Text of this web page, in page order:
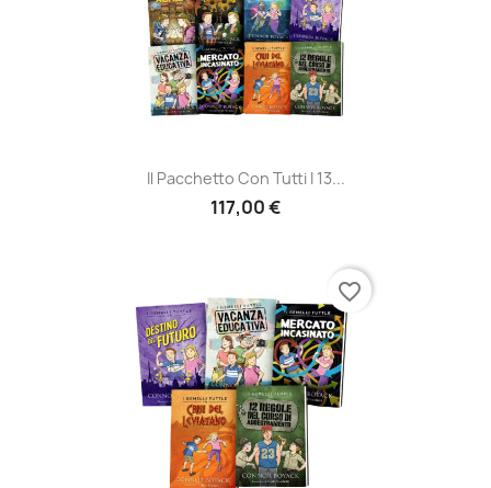
Il Pacchetto Con Tutti I 13...
117,00 €
favorite_border